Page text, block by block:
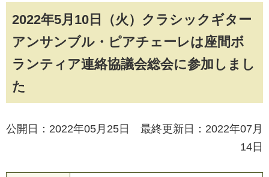
2022年5月10日（火）クラシックギター
アンサンブル・ピアチェーレは座間ボ
ランティア連絡協議会総会に参加しまし
た
公開日：2022年05月25日 最終更新日：2022年07月
14日